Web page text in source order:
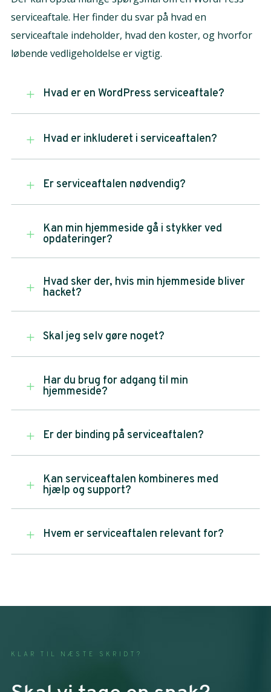
serviceaftale. Her finder du svar på hvad en
serviceaftale indeholder, hvad den koster, og hvorfor
løbende vedligeholdelse er vigtig.
L Hvad er en WordPress serviceaftale?
L Hvad er inkluderet i serviceaftalen?
L Er serviceaftalen nødvendig?
L Kan min hjemmeside gå i stykker ved
opdateringer?
L Hvad sker der, hvis min hjemmeside bliver
hacket?
L Skal jeg selv gøre noget?
L Har du brug for adgang til min
hjemmeside?
L Er der binding på serviceaftalen?
L Kan serviceaftalen kombineres med
hjælp og support?
L Hvem er serviceaftalen relevant for?
KLAR TIL NÆSTE SKRIDT?